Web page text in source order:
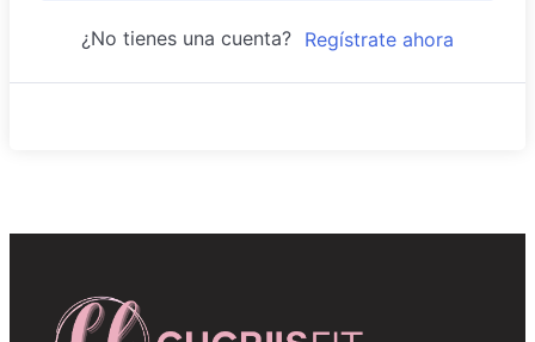
¿No tienes una cuenta? Regístrate ahora